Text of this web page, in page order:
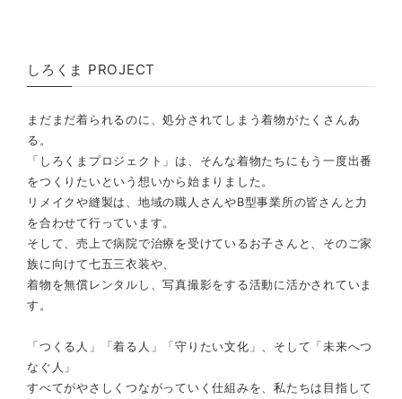
しろくま PROJECT
まだまだ着られるのに、処分されてしまう着物がたくさんあ
る。
「しろくまプロジェクト」は、そんな着物たちにもう一度出番
をつくりたいという想いから始まりました。
リメイクや縫製は、地域の職人さんやB型事業所の皆さんと力
を合わせて行っています。
そして、売上で病院で治療を受けているお子さんと、そのご家
族に向けて七五三衣装や、
着物を無償レンタルし、写真撮影をする活動に活かされていま
す。
「つくる人」「着る人」「守りたい文化」、そして「未来へつ
なぐ人」
すべてがやさしくつながっていく仕組みを、私たちは目指して